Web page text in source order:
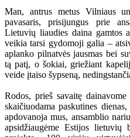
Man, antrus metus Vilniaus
pavasaris, prisijungus prie
Lietuvių liaudies daina gamtos
veikia tarsi gydomoji galia –
aplanko pilnatvės jausmas bei
tą patį, o šokiai, griežiant
veide įtaiso šypseną,
Rodos, prieš savaitę
skaičiuodama paskutines
apdovanoja mus, ansamblio
apsidžiaugėme Estijos lietuvių